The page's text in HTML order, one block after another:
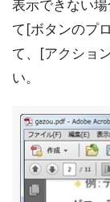
表示できない
て[ボタンのプ
て、[アクショ
い。